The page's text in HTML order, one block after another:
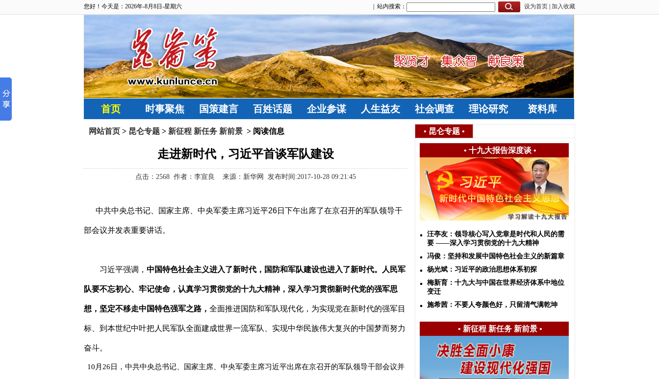
您好！今天是：2026年-8月8日-星期六 设为首页 加入收藏
| 站内搜索：
首页 时事聚焦 国策建言 百姓话题 企业参谋 人生益友 社会调查 理论研究 资料库
网站首页 > 昆仑专题 > 新征程 新任务 新前景 > 阅读信息
走进新时代，习近平首谈军队建设
点击： 2568 作者：李宣良 来源：新华网 发布时间:2017-10-28 09:21:45
中共中央总书记、国家主席、中央军委主席习近平26日下午出席了在京召开的军队领导干
部会议并发表重要讲话。
习近平强调， 中国特色社会主义进入了新时代，国防和军队建设也进入了新时代。人民军
队要不忘初心、牢记使命，认真学习贯彻党的十九大精神，深入学习贯彻新时代党的强军思
想，坚定不移走中国特色强军之路， 全面推进国防和军队现代化，为实现党在新时代的强军目
标、到本世纪中叶把人民军队全面建成世界一流军队、实现中华民族伟大复兴的中国梦而努力
奋斗。
10 月 26 日，中共中央总书记、国家主席、中央军委主席习近平出席在京召开的军队领导干部会议并
• 昆仑专题 •
• 十九大报告深度谈•
汪亭友：领导核心写入党章是时代和人民的需
要 ——深入学习贯彻党的十九大精神
冯俊：坚持和发展中国特色社会主义的新篇章
杨光斌：习近平的政治思想体系初探
梅新育：十九大与中国在世界经济体系中地位
变迁
施希茜：不要人夸颜色好，只留清气满乾坤
• 新征程 新任务 新前景•